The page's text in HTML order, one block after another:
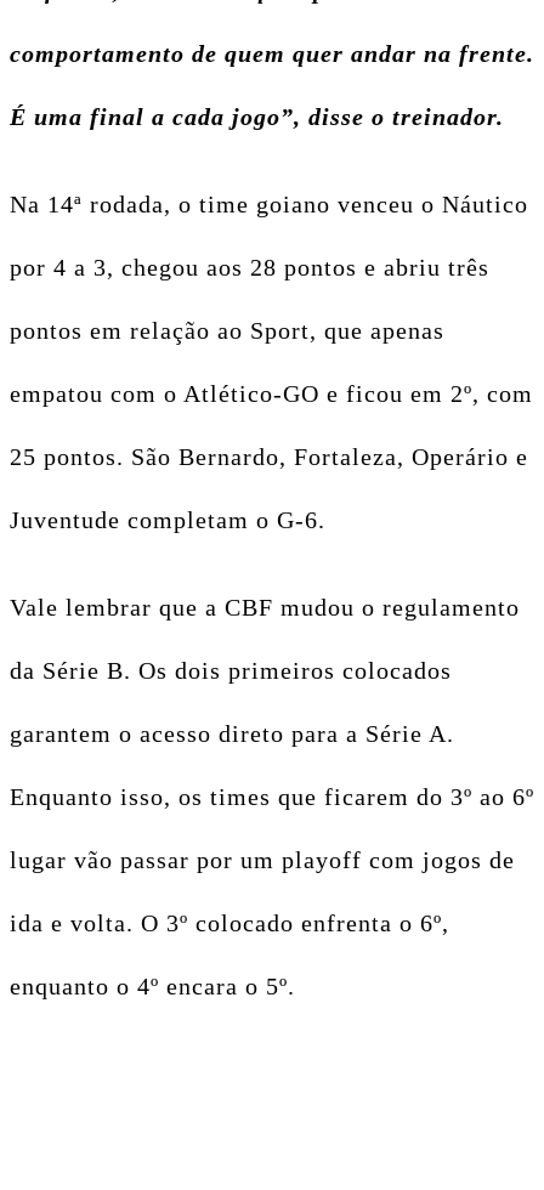
comportamento de quem quer andar na frente.
É uma final a cada jogo”, disse o treinador.
Na 14ª rodada, o time goiano venceu o Náutico
por 4 a 3, chegou aos 28 pontos e abriu três
pontos em relação ao Sport, que apenas
empatou com o Atlético-GO e ficou em 2º, com
25 pontos. São Bernardo, Fortaleza, Operário e
Juventude completam o G-6.
Vale lembrar que a CBF mudou o regulamento
da Série B. Os dois primeiros colocados
garantem o acesso direto para a Série A.
Enquanto isso, os times que ficarem do 3º ao 6º
lugar vão passar por um playoff com jogos de
ida e volta. O 3º colocado enfrenta o 6º,
enquanto o 4º encara o 5º.